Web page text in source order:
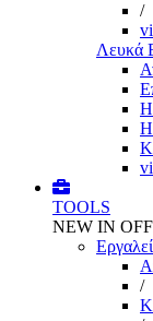
/
Λευκά
TOOLS
NEW IN
/